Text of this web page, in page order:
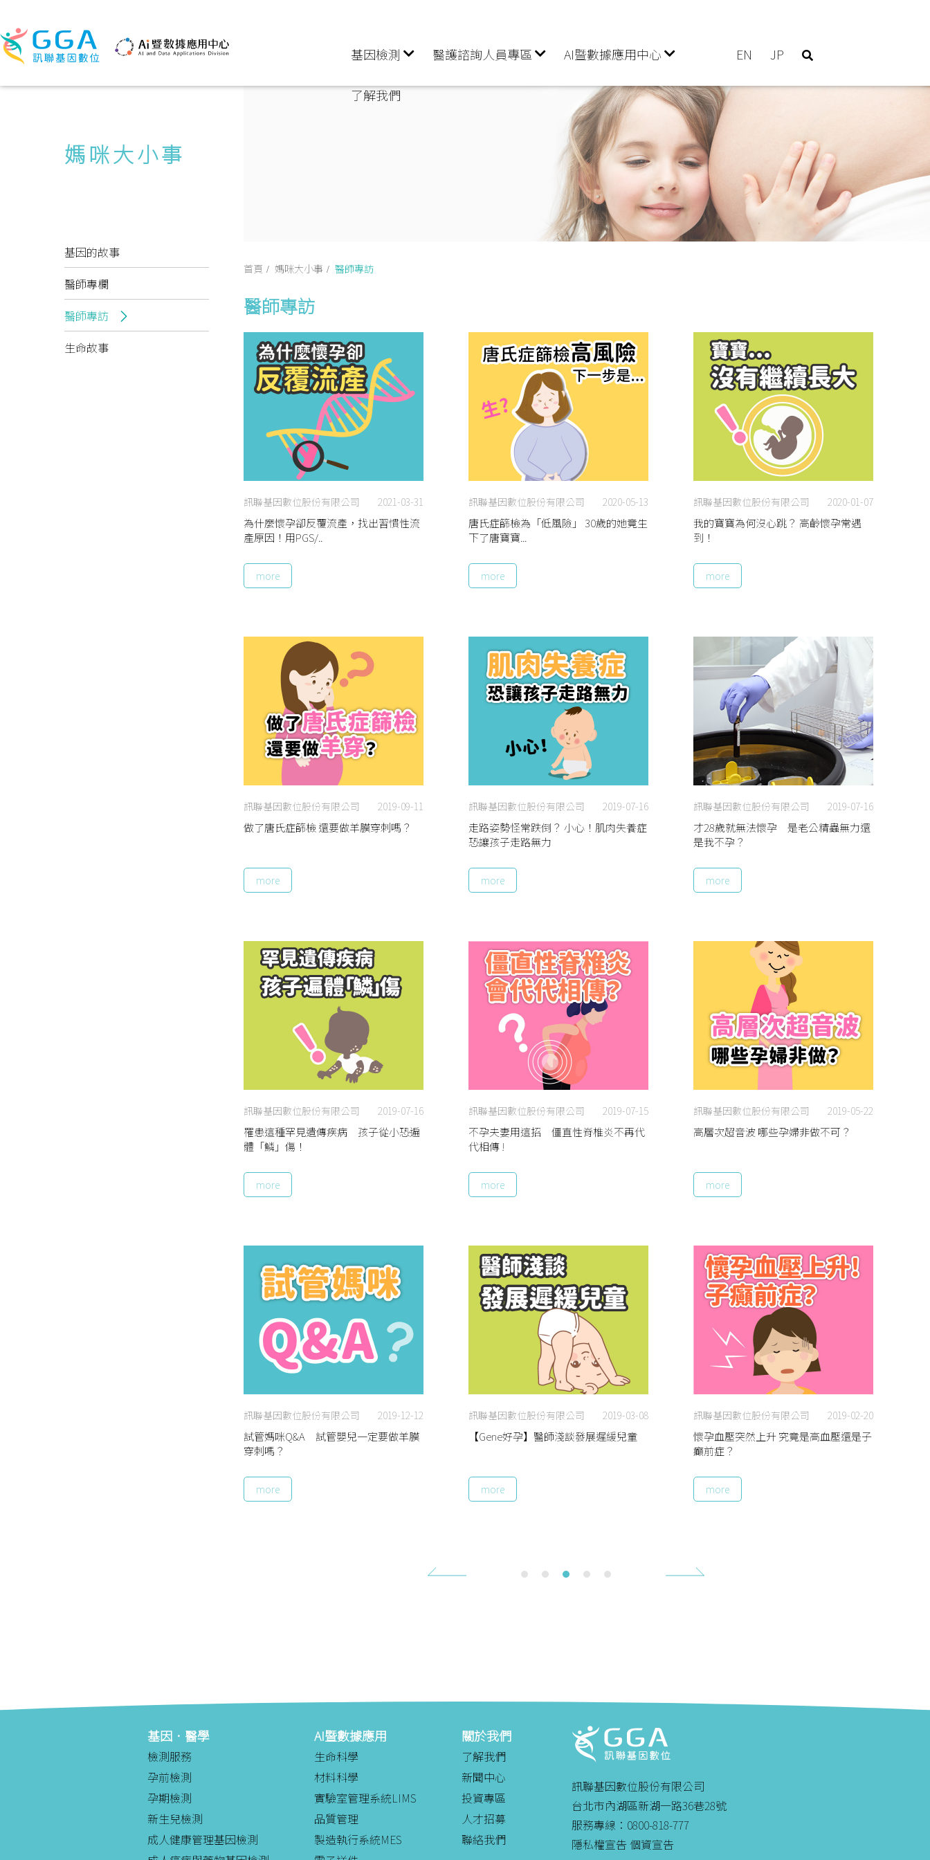
基因檢測 醫護諮詢人員專區 AI暨數據應用中心
了解我們
EN JP
媽咪大小事
基因的故事
醫師專欄
醫師專訪
生命故事
首頁 媽咪大小事 醫師專訪
醫師專訪
訊聯基因數位股份有限公司 2021-03-31
為什麼懷孕卻反覆流產，找出習慣性流
產原因！用PGS/..
more
訊聯基因數位股份有限公司 2020-05-13
唐氏症篩檢為「低風險」 30歲的她竟生
下了唐寶寶...
more
訊聯基因數位股份有限公司 2020-01-07
我的寶寶為何沒心跳？ 高齡懷孕常遇
到！
more
訊聯基因數位股份有限公司 2019-09-11
做了唐氏症篩檢 還要做羊膜穿刺嗎？
more
訊聯基因數位股份有限公司 2019-07-16
走路姿勢怪常跌倒？ 小心！肌肉失養症
恐讓孩子走路無力
more
訊聯基因數位股份有限公司 2019-07-16
才28歲就無法懷孕 是老公精蟲無力還
是我不孕？
more
訊聯基因數位股份有限公司 2019-07-16
罹患這種罕見遺傳疾病 孩子從小恐遍
體「鱗」傷！
more
訊聯基因數位股份有限公司 2019-07-15
不孕夫妻用這招 僵直性脊椎炎不再代
代相傳 !
more
訊聯基因數位股份有限公司 2019-05-22
高層次超音波 哪些孕婦非做不可？
more
訊聯基因數位股份有限公司 2019-12-12
試管媽咪Q&A 試管嬰兒一定要做羊膜
穿刺嗎？
more
訊聯基因數位股份有限公司 2019-03-08
【Gene好孕】醫師淺談發展遲緩兒童
more
訊聯基因數位股份有限公司 2019-02-20
懷孕血壓突然上升 究竟是高血壓還是子
癲前症？
more
基因．醫學
檢測服務
孕前檢測
孕期檢測
新生兒檢測
成人健康管理基因檢測
AI暨數據應用
生命科學
材料科學
實驗室管理系統LIMS
品質管理
製造執行系統MES
關於我們
了解我們
新聞中心
投資專區
人才招募
聯絡我們
訊聯基因數位股份有限公司
台北市內湖區新湖一路36巷28號
服務專線：0800-818-777
隱私權宣告個資宣告